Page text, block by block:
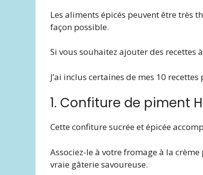
Les aliments épicés peuvent être très
façon possible.
Si vous souhaitez ajouter des recettes
J’ai inclus certaines de mes 10
1. Confiture de piment
Cette confiture sucrée et épicée
Associez-le à votre fromage à la
vraie gâterie savoureuse.